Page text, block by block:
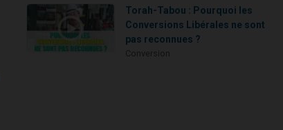
Torah-Tabou : Pourquoi les
Conversions Libérales ne sont
pas reconnues ?